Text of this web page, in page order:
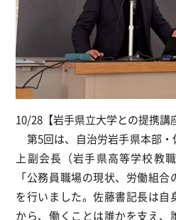
10/28【岩手県立大学との提携講
第5回は、自治労岩手県本部
上副会長（岩手県高等学校教
「公務員職場の現状、労働組
を行いました。佐藤書記長は自
から、働くことは誰かを支え、